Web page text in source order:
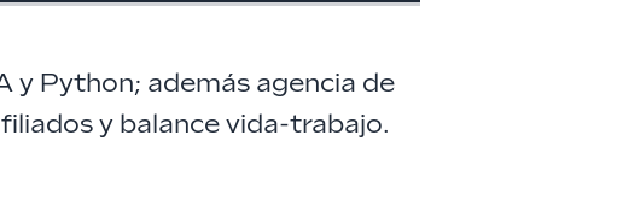
y Python; además agencia de
y balance vida-trabajo.